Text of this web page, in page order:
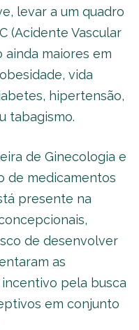
levar a um quadro
(Acidente Vascular
ainda maiores em
vida
hipertensão,
tabagismo.
de Ginecologia e
de medicamentos
presente na
de desenvolver
as
pela busca
em conjunto